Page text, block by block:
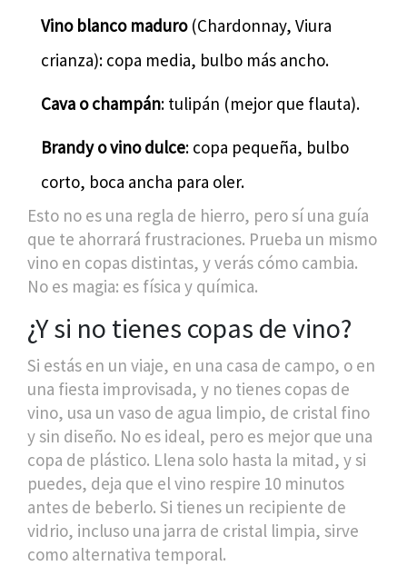
Vino blanco maduro(Chardonnay, Viura
crianza): copa media, bulbo más ancho.
Cava o champán: tulipán (mejor que flauta).
Brandy o vino dulce: copa pequeña, bulbo
corto, boca ancha para oler.
Esto no es una regla de hierro, pero sí una guía
que te ahorrará frustraciones. Prueba un mismo
vino en copas distintas, y verás cómo cambia.
No es magia: es física y química.
¿Y si no tienes copas de vino?
Si estás en un viaje, en una casa de campo, o en
una fiesta improvisada, y no tienes copas de
vino, usa un vaso de agua limpio, de cristal fino
y sin diseño. No es ideal, pero es mejor que una
copa de plástico. Llena solo hasta la mitad, y si
puedes, deja que el vino respire 10 minutos
antes de beberlo. Si tienes un recipiente de
vidrio, incluso una jarra de cristal limpia, sirve
como alternativa temporal.